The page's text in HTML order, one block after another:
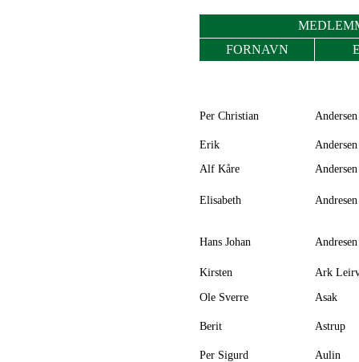
FORNAVN
Per Christian Andersen
Erik
Andersen
Alf Kåre
Andersen
Elisabeth Andresen
Hans Johan Andresen
Kirsten Ark
Ole Sverre Asak
Berit Astrup
Per Sigurd
Aulin